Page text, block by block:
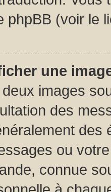
phpBB (voir le
une
images
des
des
ou
connue